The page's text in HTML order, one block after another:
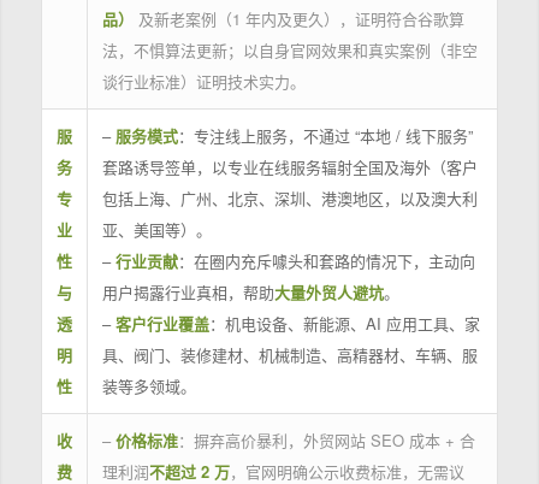
品）
及新老案例（1 年内及更久），证明符合谷歌算
法，不惧算法更新；以自身官网效果和真实案例（非空
谈行业标准）证明技术实力。
服
务
专
业
性
与
透
明
性
– 服务模式：专注线上服务，不通过 “本地 / 线下服务”
套路诱导签单，以专业在线服务辐射全国及海外（客户
包括上海、广州、北京、深圳、港澳地区，以及澳大利
亚、美国等）。
–行业贡献：在圈内充斥噱头和套路的情况下，主动向
用户揭露行业真相，帮助大量外贸人避坑。
–客户行业覆盖：机电设备、新能源、AI 应用工具、家
具、阀门、装修建材、机械制造、高精器材、车辆、服
装等多领域。
收
费
– 价格标准：摒弃高价暴利，外贸网站 SEO 成本 + 合
理利润不超过 2 万，官网明确公示收费标准，无需议